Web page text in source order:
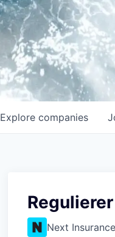
Explore companies
Next Insurance